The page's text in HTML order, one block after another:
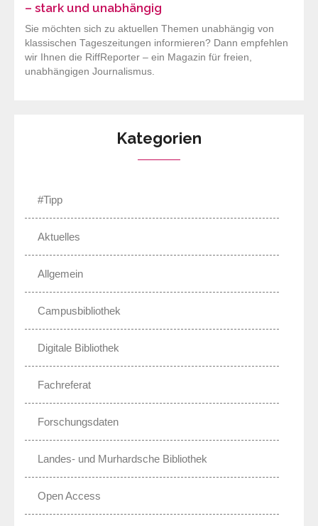
– stark und unabhängig
Sie möchten sich zu aktuellen Themen unabhängig von
klassischen Tageszeitungen informieren? Dann empfehlen
wir Ihnen die RiffReporter – ein Magazin für freien,
unabhängigen Journalismus.
Kategorien
#Tipp
Aktuelles
Allgemein
Campusbibliothek
Digitale Bibliothek
Fachreferat
Forschungsdaten
Landes- und Murhardsche Bibliothek
Open Access